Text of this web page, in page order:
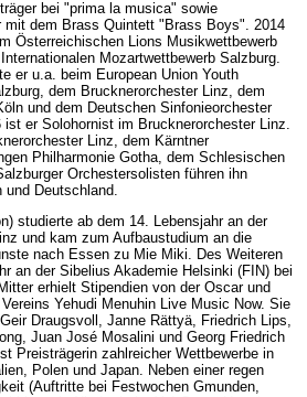
bei "prima la musica" sowie
mit dem Brass Quintett "Brass Boys". 2014
Österreichischen Lions Musikwettbewerb
Mozartwettbewerb Salzburg.
er u.a. beim European Union Youth
dem Brucknerorchester Linz, dem
und dem Deutschen Sinfonieorchester
er Solohornist im Brucknerorchester Linz.
Linz, dem Kärntner
Philharmonie Gotha, dem Schlesischen
Orchestersolisten führen ihn
Deutschland.
studierte ab dem 14. Lebensjahr an der
und kam zum Aufbaustudium an die
nach Essen zu Mie Miki. Des Weiteren
an der Sibelius Akademie Helsinki (FIN) bei
erhielt Stipendien von der Oscar und
Yehudi Menuhin Live Music Now. Sie
Draugsvoll, Janne Rättyä, Friedrich Lips,
Juan José Mosalini und Georg Friedrich
Preisträgerin zahlreicher Wettbewerbe in
Polen und Japan. Neben einer regen
(Auftritte bei Festwochen Gmunden,